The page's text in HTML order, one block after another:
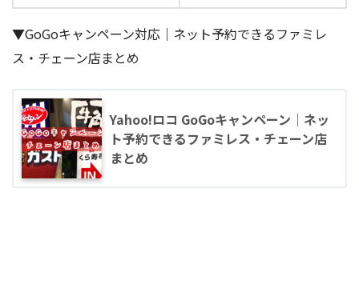
▼GoGoキャンペーン対応｜ネット予約できるファミレ
ス・チェーン店まとめ
Yahoo!ロコ GoGoキャンペーン｜ネッ
ト予約できるファミレス・チェーン店
まとめ